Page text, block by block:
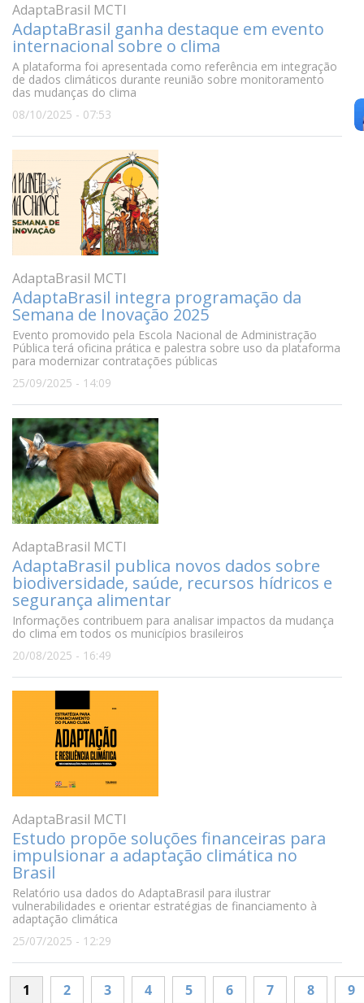
AdaptaBrasil MCTI
AdaptaBrasil ganha destaque em evento
internacional sobre o clima
A plataforma foi apresentada como referência em integração
de dados climáticos durante reunião sobre monitoramento
das mudanças do clima
08/10/2025 - 07:53
AdaptaBrasil MCTI
AdaptaBrasil integra programação da
Semana de Inovação 2025
Evento promovido pela Escola Nacional de Administração
Pública terá oficina prática e palestra sobre uso da plataforma
para modernizar contratações públicas
25/09/2025 - 14:09
AdaptaBrasil MCTI
AdaptaBrasil publica novos dados sobre
biodiversidade, saúde, recursos hídricos e
segurança alimentar
Informações contribuem para analisar impactos da mudança
do clima em todos os municípios brasileiros
20/08/2025 - 16:49
AdaptaBrasil MCTI
Estudo propõe soluções financeiras para
impulsionar a adaptação climática no
Brasil
Relatório usa dados do AdaptaBrasil para ilustrar
vulnerabilidades e orientar estratégias de financiamento à
adaptação climática
25/07/2025 - 12:29
Paginação
1 2 3 4 5 6 7 8 9